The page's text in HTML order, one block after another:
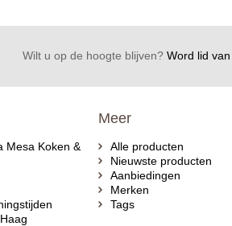
Wilt u op de hoogte blijven?Word lid van
Mesa Koken &
Meer
Alle producten
Nieuwste producten
Aanbiedingen
Merken
Tags